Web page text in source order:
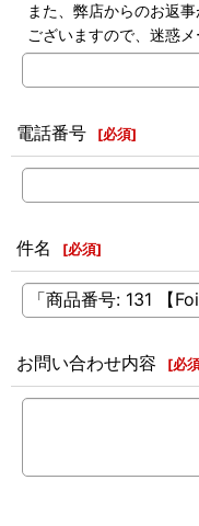
また、弊店からのお返
ございますので、迷惑
電話番号 [必須]
件名 [必須]
お問い合わせ内容 [必